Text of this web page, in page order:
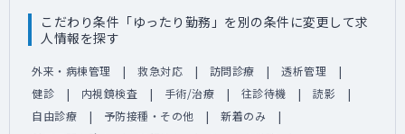
こだわり条件「ゆったり勤務」を別の条件に変更して求
人情報を探す
外来・病棟管理 救急対応 訪問診療
透析管理
健診
内視鏡検査 手術/治療 往診待機
読影
自由診療
予防接種・その他
新着のみ